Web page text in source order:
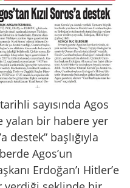
sayısında Agos
yalan bir habere yer
destek” başlığıyla
Agos’un
Erdoğan’ı Hitler’e